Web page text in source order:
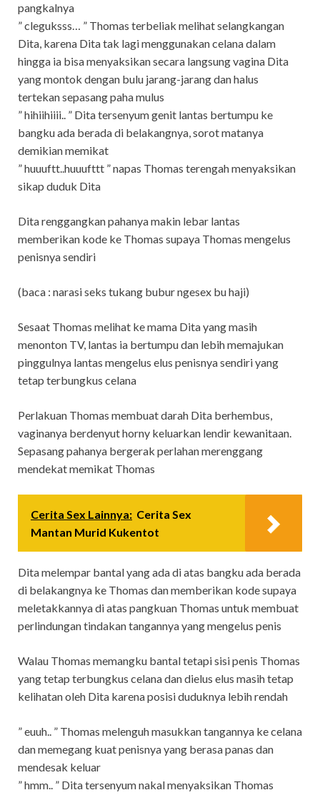
pangkalnya
” cleguksss… ” Thomas terbeliak melihat selangkangan
Dita, karena Dita tak lagi menggunakan celana dalam
hingga ia bisa menyaksikan secara langsung vagina Dita
yang montok dengan bulu jarang-jarang dan halus
tertekan sepasang paha mulus
” hihiihiiii.. ” Dita tersenyum genit lantas bertumpu ke
bangku ada berada di belakangnya, sorot matanya
demikian memikat
” huuuftt..huuufttt ” napas Thomas terengah menyaksikan
sikap duduk Dita
Dita renggangkan pahanya makin lebar lantas
memberikan kode ke Thomas supaya Thomas mengelus
penisnya sendiri
(baca : narasi seks tukang bubur ngesex bu haji)
Sesaat Thomas melihat ke mama Dita yang masih
menonton TV, lantas ia bertumpu dan lebih memajukan
pinggulnya lantas mengelus elus penisnya sendiri yang
tetap terbungkus celana
Perlakuan Thomas membuat darah Dita berhembus,
vaginanya berdenyut horny keluarkan lendir kewanitaan.
Sepasang pahanya bergerak perlahan merenggang
mendekat memikat Thomas
Cerita Sex Lainnya: Cerita Sex
Mantan Murid Kukentot
Dita melempar bantal yang ada di atas bangku ada berada
di belakangnya ke Thomas dan memberikan kode supaya
meletakkannya di atas pangkuan Thomas untuk membuat
perlindungan tindakan tangannya yang mengelus penis
Walau Thomas memangku bantal tetapi sisi penis Thomas
yang tetap terbungkus celana dan dielus elus masih tetap
kelihatan oleh Dita karena posisi duduknya lebih rendah
” euuh.. ” Thomas melenguh masukkan tangannya ke celana
dan memegang kuat penisnya yang berasa panas dan
mendesak keluar
” hmm.. ” Dita tersenyum nakal menyaksikan Thomas